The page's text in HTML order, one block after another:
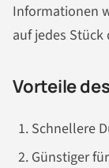
Informationen
auf jedes
Vorteile
Schnellere
Günstiger